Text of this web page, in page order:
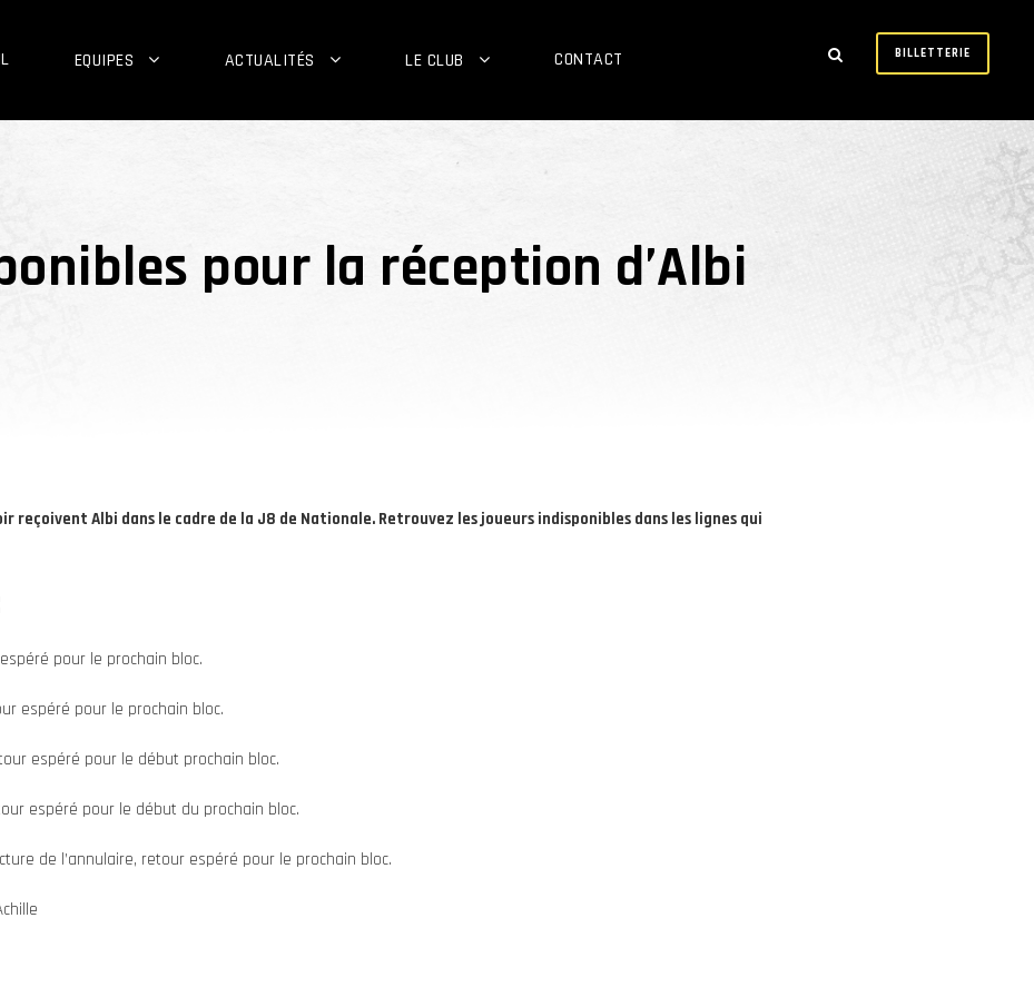
EQUIPES ACTUALITÉS LE CLUB CONTACT BILLETTERIE
pour la réception d’Albi
reçoivent Albi dans le cadre de la J8 de Nationale. Retrouvez les joueurs indisponibles dans les lignes qui
pour le prochain bloc.
espéré pour le prochain bloc.
espéré pour le début prochain bloc.
espéré pour le début du prochain bloc.
de l’annulaire, retour espéré pour le prochain bloc.